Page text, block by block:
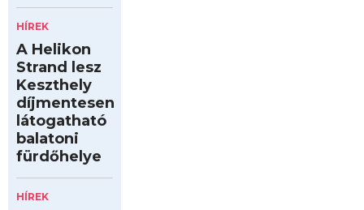
HÍREK
A Helikon
Strand lesz
Keszthely
díjmentesen
látogatható
balatoni
fürdőhelye
HÍREK